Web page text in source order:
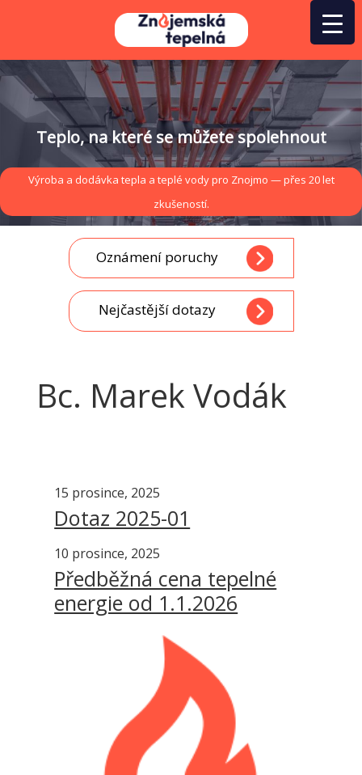
obsah
Teplo, na které se můžete spolehnout
Výroba a dodávka tepla a teplé vody pro Znojmo — přes 20 let
zkušeností.
Oznámení poruchy
Nejčastější dotazy
Bc. Marek Vodák
15 prosince, 2025
Dotaz 2025-01
10 prosince, 2025
Předběžná cena tepelné
energie od 1.1.2026